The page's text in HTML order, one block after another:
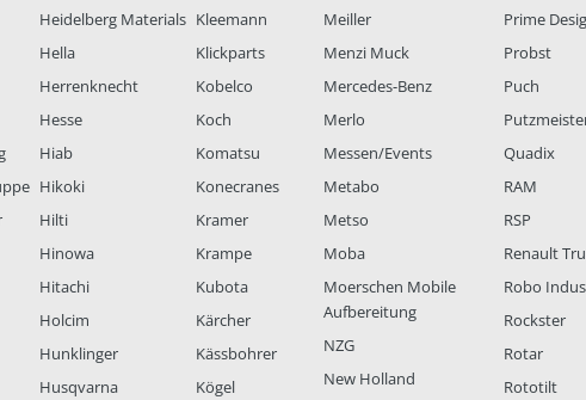
Heidelberg Materials
Hella
Herrenknecht
Hesse
Hiab
Hikoki
Hilti
Hinowa
Hitachi
Holcim
Hunklinger
Husqvarna
Kleemann
Klickparts
Kobelco
Koch
Komatsu
Konecranes
Kramer
Krampe
Kubota
Kärcher
Kässbohrer
Kögel
Meiller
Menzi Muck
Mercedes-Benz
Merlo
Messen/Events
Metabo
Metso
Moba
Moerschen Mobile
Aufbereitung
NZG
New Holland
Prime
Probst
Puch
Quadix
RAM
RSP
Renault
Robo
Rockster
Rotar
Rototilt